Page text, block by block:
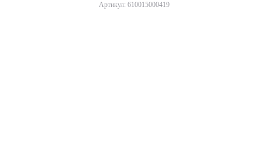
Артикул: 610015000419